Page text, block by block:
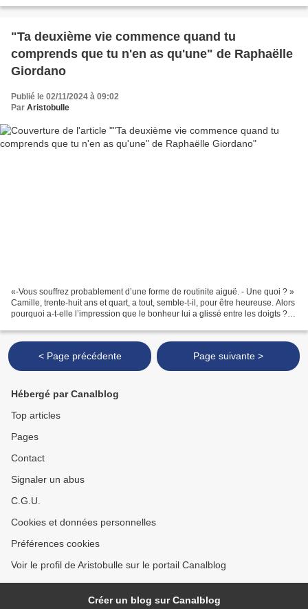
"Ta deuxième vie commence quand tu
comprends que tu n'en as qu'une" de Raphaëlle
Giordano
Publié le 02/11/2024 à 09:02
Par Aristobulle
«-Vous souffrez probablement d’une forme de routinite aiguë. - Une quoi ? »
Camille, trente-huit ans et quart, a tout, semble-t-il, pour être heureuse. Alors
pourquoi a-t-elle l’impression que le bonheur lui a glissé entre les doigts ?
< Page précédente Page suivante >
Hébergé par Canalblog
Top articles
Pages
Contact
Signaler un abus
C.G.U.
Cookies et données personnelles
Préférences cookies
Voir le profil de Aristobulle sur le portail Canalblog
Créer un blog sur Canalblog